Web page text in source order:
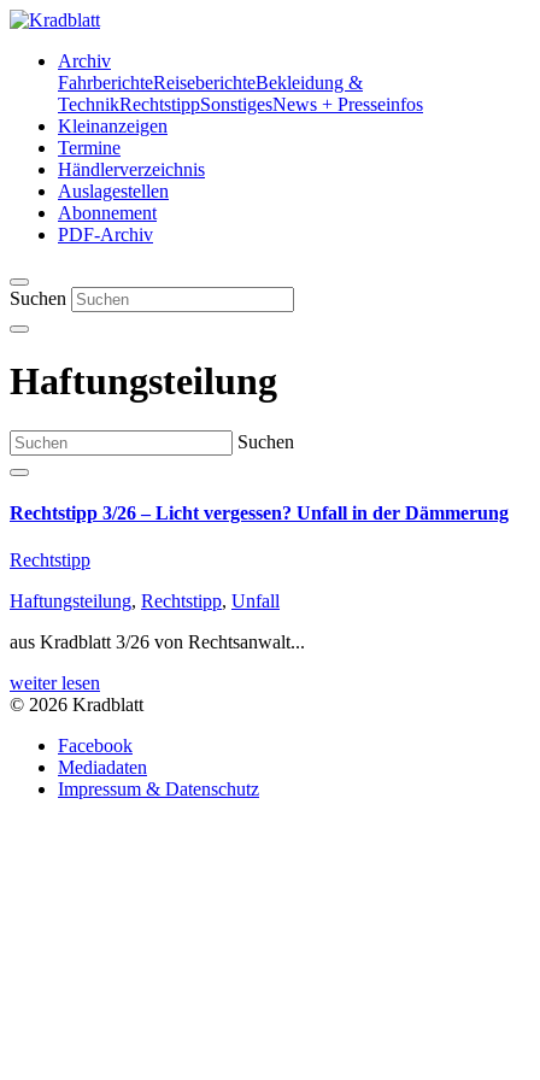
Archiv
FahrberichteReiseberichteBekleidung &
TechnikRechtstippSonstigesNews + Presseinfos
Kleinanzeigen
Termine
Händlerverzeichnis
Auslagestellen
Abonnement
PDF-Archiv
Suchen
Haftungsteilung
Suchen
Rechtstipp 3/26 – Licht vergessen? Unfall in der Dämmerung
Rechtstipp
Haftungsteilung, Rechtstipp, Unfall
aus Kradblatt 3/26 von Rechtsanwalt...
weiter lesen
© 2026 Kradblatt
Facebook
Mediadaten
Impressum & Datenschutz